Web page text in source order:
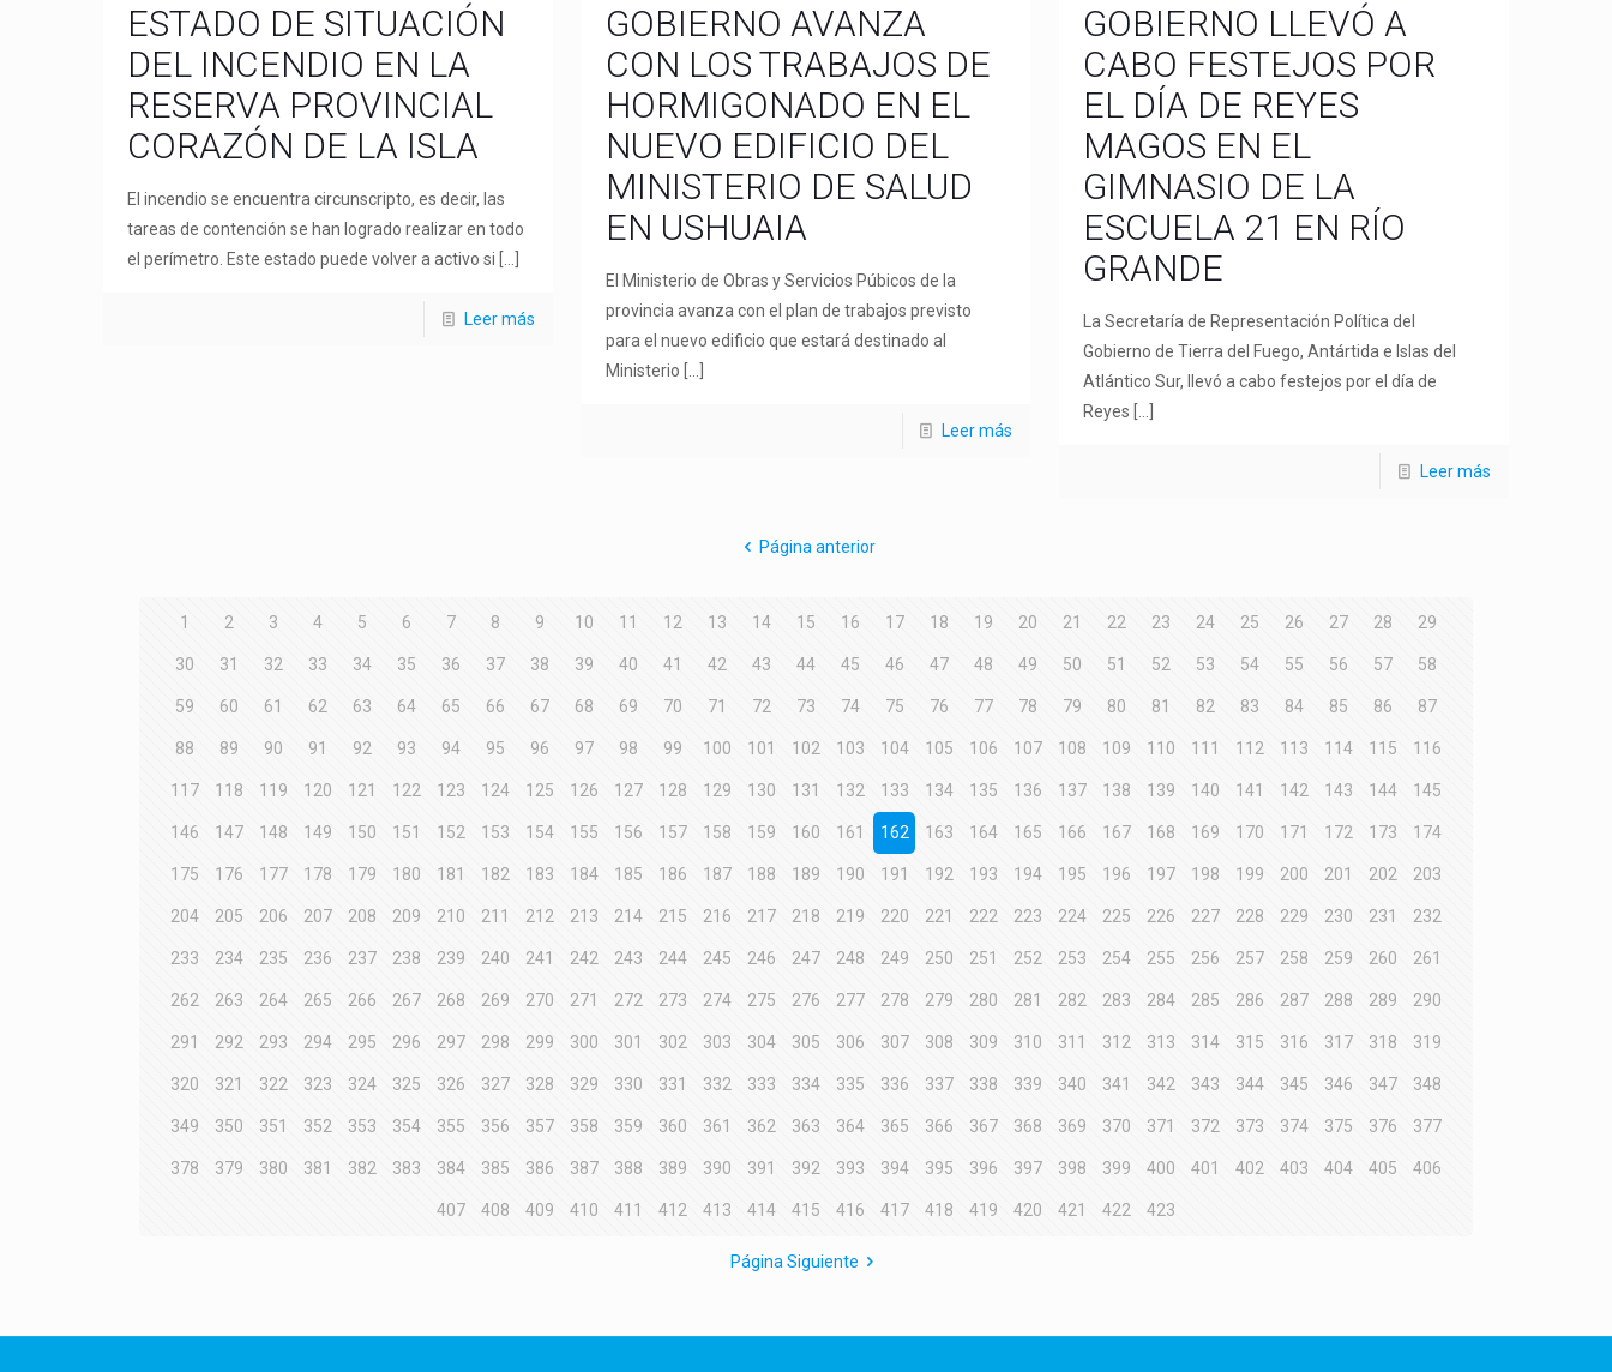
ESTADO DE SITUACIÓN
DEL INCENDIO EN LA
RESERVA PROVINCIAL
CORAZÓN DE LA ISLA
El incendio se encuentra circunscripto, es decir, las
tareas de contención se han logrado realizar en todo
el perímetro. Este estado puede volver a activo si
Leer más
GOBIERNO AVANZA
CON LOS TRABAJOS DE
HORMIGONADO EN EL
NUEVO EDIFICIO DEL
MINISTERIO DE SALUD
EN USHUAIA
El Ministerio de Obras y Servicios Púbicos de la
provincia avanza con el plan de trabajos previsto
para el nuevo edificio que estará destinado al
Ministerio
Leer más
GOBIERNO LLEVÓ A
CABO FESTEJOS POR
EL DÍA DE REYES
MAGOS EN EL
GIMNASIO DE LA
ESCUELA 21 EN RÍO
GRANDE
La Secretaría de Representación Política del
Gobierno de Tierra del Fuego, Antártida e Islas del
Atlántico Sur, llevó a cabo festejos por el día de
Reyes
Leer más
Página anterior
1 2 3 4 5 6 7 8 9 10 11 12 13 14 15 16 17 18 19 20 21 22 23 24 25 26 27 28 29
30 31 32 33 34 35 36 37 38 39 40 41 42 43 44 45 46 47 48 49 50 51 52 53 54 55 56 57 58
59 60 61 62 63 64 65 66 67 68 69 70 71 72 73 74 75 76 77 78 79 80 81 82 83 84 85 86 87
88 89 90 91 92 93 94 95 96 97 98 99 100 101 102 103 104 105 106 107 108 109 110 111 112 113 114 115 116
117 118 119 120 121 122 123 124 125 126 127 128 129 130 131 132 133 134 135 136 137 138 139 140 141 142 143 144 145
146 147 148 149 150 151 152 153 154 155 156 157 158 159 160 161 162 163 164 165 166 167 168 169 170 171 172 173 174
175 176 177 178 179 180 181 182 183 184 185 186 187 188 189 190 191 192 193 194 195 196 197 198 199 200 201 202 203
204 205 206 207 208 209 210 211 212 213 214 215 216 217 218 219 220 221 222 223 224 225 226 227 228 229 230 231 232
233 234 235 236 237 238 239 240 241 242 243 244 245 246 247 248 249 250 251 252 253 254 255 256 257 258 259 260 261
262 263 264 265 266 267 268 269 270 271 272 273 274 275 276 277 278 279 280 281 282 283 284 285 286 287 288 289 290
291 292 293 294 295 296 297 298 299 300 301 302 303 304 305 306 307 308 309 310 311 312 313 314 315 316 317 318 319
320 321 322 323 324 325 326 327 328 329 330 331 332 333 334 335 336 337 338 339 340 341 342 343 344 345 346 347 348
349 350 351 352 353 354 355 356 357 358 359 360 361 362 363 364 365 366 367 368 369 370 371 372 373 374 375 376 377
378 379 380 381 382 383 384 385 386 387 388 389 390 391 392 393 394 395 396 397 398 399 400 401 402 403 404 405 406
407 408 409 410 411 412 413 414 415 416 417 418 419 420 421 422 423
Página Siguiente